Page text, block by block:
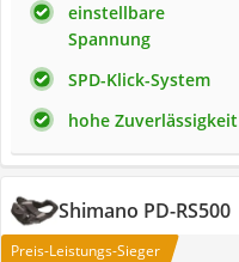
einstellbare
Spannung
SPD-Klick-System
hohe Zuverlässigkeit
Shimano PD-RS500
Preis-Leistungs-Sieger